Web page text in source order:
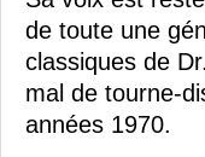
de toute une
classiques de
mal de tourne-
années 1970.